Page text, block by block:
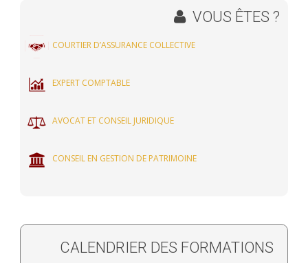
VOUS ÊTES ?
COURTIER D’ASSURANCE COLLECTIVE
EXPERT COMPTABLE
AVOCAT ET CONSEIL JURIDIQUE
CONSEIL EN GESTION DE PATRIMOINE
CALENDRIER DES FORMATIONS